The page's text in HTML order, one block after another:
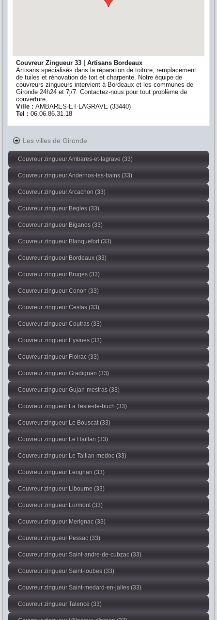
Couvreur Zingueur 33 | Artisans Bordeaux
Artisans spécialisés dans la réparation de toiture, remplacement
de tuiles et rénovation de toit et charpente. Notre équipe de
couvreurs zingueurs intervient à Bordeaux et les communes de
Gironde 24h24 et 7j/7. Contactez-nous pour tout problème de
couverture.
Ville :AMBARES-ET-LAGRAVE (33440)
Tel :06.06.86.31.18
Les villes de Gironde
Couvreur zingueur Ambares-et-lagrave (33)
Couvreur zingueur Andernos-les-bains (33)
Couvreur zingueur Arcachon (33)
Couvreur zingueur Begles (33)
Couvreur zingueur Biganos (33)
Couvreur zingueur Blanquefort (33)
Couvreur zingueur Bordeaux (33)
Couvreur zingueur Bruges (33)
Couvreur zingueur Cenon (33)
Couvreur zingueur Cestas (33)
Couvreur zingueur Coutras (33)
Couvreur zingueur Eysines (33)
Couvreur zingueur Floirac (33)
Couvreur zingueur Gradignan (33)
Couvreur zingueur Gujan-mestras (33)
Couvreur zingueur La Teste-de-buch (33)
Couvreur zingueur Le Bouscat (33)
Couvreur zingueur Le Haillan (33)
Couvreur zingueur Le Taillan-medoc (33)
Couvreur zingueur Leognan (33)
Couvreur zingueur Libourne (33)
Couvreur zingueur Lormont (33)
Couvreur zingueur Merignac (33)
Couvreur zingueur Pessac (33)
Couvreur zingueur Saint-andre-de-cubzac (33)
Couvreur zingueur Saint-loubes (33)
Couvreur zingueur Saint-medard-en-jalles (33)
Couvreur zingueur Talence (33)